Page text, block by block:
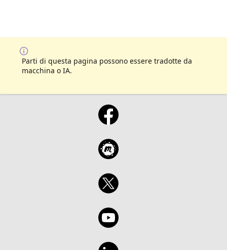
を実質的に向上させる AI 機能の構築 使用技術
GitHub Copilot Visual Studio Code 大規模言語
モデル（LLMs） 開発ワークフロー連携 GitHub
者 日常のコーディング体験を AI で拡張したい
Parti di questa pagina possono essere tradotte da
macchina o IA.